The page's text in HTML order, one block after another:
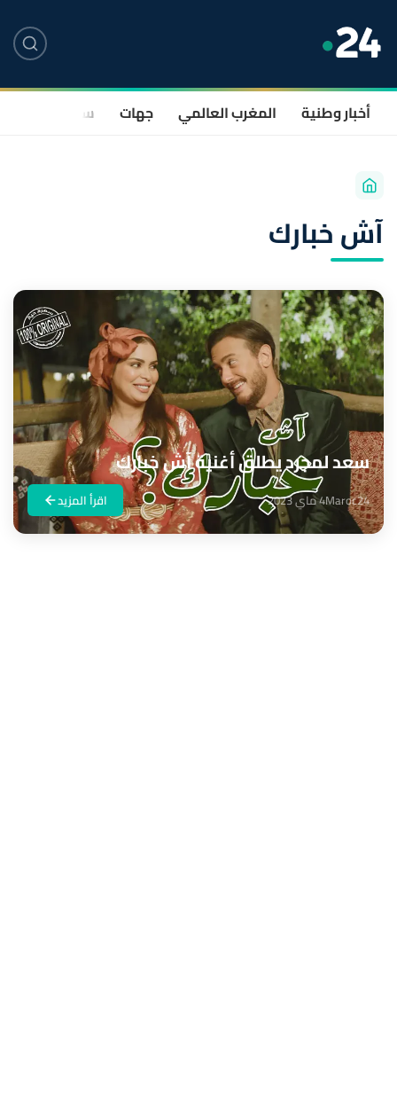
أخبار وطنية المغرب العالمي جهات سياسة
آش خبارك
سعد لمجرد يطلق أغنية آش خبارك
Maroc244 ماي 2023 اقرأ المزيد